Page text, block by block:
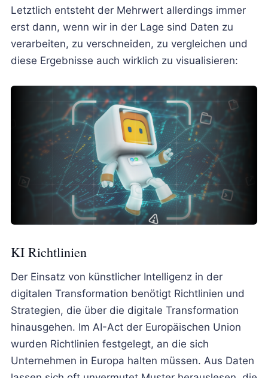
Letztlich entsteht der Mehrwert allerdings immer
erst dann, wenn wir in der Lage sind Daten zu
verarbeiten, zu verschneiden, zu vergleichen und
diese Ergebnisse auch wirklich zu visualisieren:
KI Richtlinien
Der Einsatz von künstlicher Intelligenz in der
digitalen Transformation benötigt Richtlinien und
Strategien, die über die digitale Transformation
hinausgehen. Im AI-Act der Europäischen Union
wurden Richtlinien festgelegt, an die sich
Unternehmen in Europa halten müssen. Aus Daten